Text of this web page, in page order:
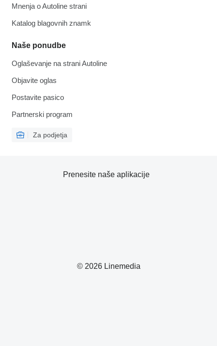
Mnenja o Autoline strani
Katalog blagovnih znamk
Naše ponudbe
Oglaševanje na strani Autoline
Objavite oglas
Postavite pasico
Partnerski program
Za podjetja
© 2026 Linemedia
Prenesite naše aplikacije